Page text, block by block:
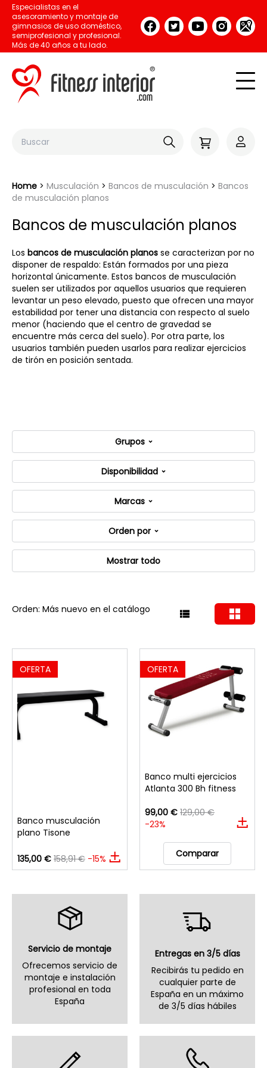
Especialistas en el
asesoramiento y montaje de
gimnasios de uso doméstico,
semiprofesional y profesional.
Más de 40 años a tu lado.
Home Musculación Bancos de musculación
Bancos
de musculación planos
Bancos de musculación planos
Los bancos de musculación planos se caracterizan por no
disponer de respaldo: Están formados por una pieza
horizontal únicamente. Estos bancos de musculación
suelen ser utilizados por aquellos usuarios que requieren
levantar un peso elevado, puesto que ofrecen una mayor
estabilidad por tener una distancia con respecto al suelo
menor (haciendo que el centro de gravedad se
encuentre más cerca del suelo). Por otra parte, los
usuarios también pueden usarlos para realizar ejercicios
de tirón en posición sentada.
Grupos
Disponibilidad
Marcas
Orden por
Mostrar todo
Orden: Más nuevo en el catálogo
OFERTA
Banco musculación
plano Tisone
135,00 € 158,91 € -15%
OFERTA
Banco multi ejercicios
Atlanta 300 Bh fitness
99,00 € 129,00 €
-23%
Comparar
Servicio de montaje
Ofrecemos servicio de
montaje e instalación
profesional en toda
España
Entregas en 3/5 días
Recibirás tu pedido en
cualquier parte de
España en un máximo
de 3/5 días hábiles